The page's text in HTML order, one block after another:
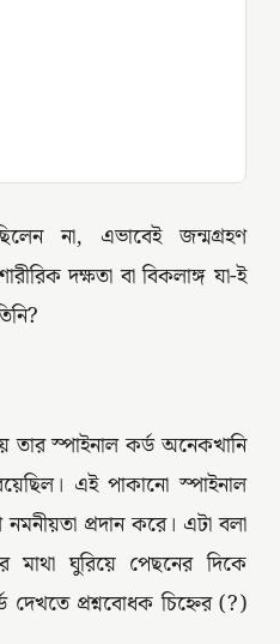
না, এভাবেই জন্মগ্রহণ
দক্ষতা বা বিকলাঙ্গ যা-ই
তার স্পাইনাল কর্ড অনেকখানি
এই পাকানো স্পাইনাল
প্রদান করে। এটা বলা
ঘুরিয়ে পেছনের দিকে
প্রশ্নবোধক চিহ্নের (?)